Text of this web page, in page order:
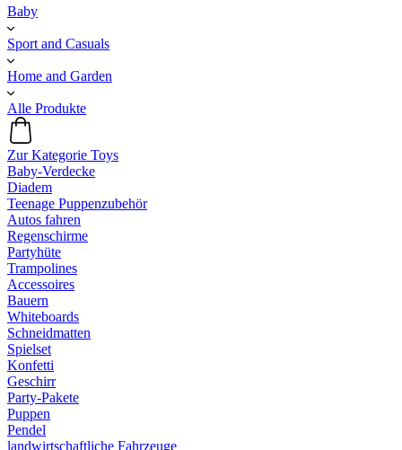
Baby
Sport and Casuals
Home and Garden
Alle Produkte
Zur Kategorie Toys
Baby-Verdecke
Diadem
Teenage Puppenzubehör
Autos fahren
Regenschirme
Partyhüte
Trampolines
Accessoires
Bauern
Whiteboards
Schneidmatten
Spielset
Konfetti
Geschirr
Party-Pakete
Puppen
Pendel
landwirtschaftliche Fahrzeuge